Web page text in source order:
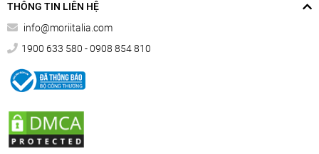
THÔNG TIN LIÊN HỆ
info@moriitalia.com
1900 633 580 - 0908 854 810